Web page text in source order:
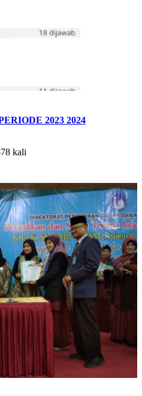
2023 2024
kali